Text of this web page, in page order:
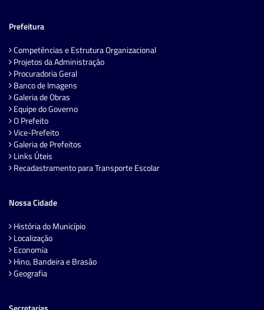
Prefeitura
Competências e Estrutura Organizacional
Projetos da Administração
Procuradoria Geral
Banco de Imagens
Galeria de Obras
Equipe do Governo
O Prefeito
Vice-Prefeito
Galeria de Prefeitos
Links Úteis
Recadastramento para Transporte Escolar
Nossa Cidade
História do Município
Localização
Economia
Hino, Bandeira e Brasão
Geografia